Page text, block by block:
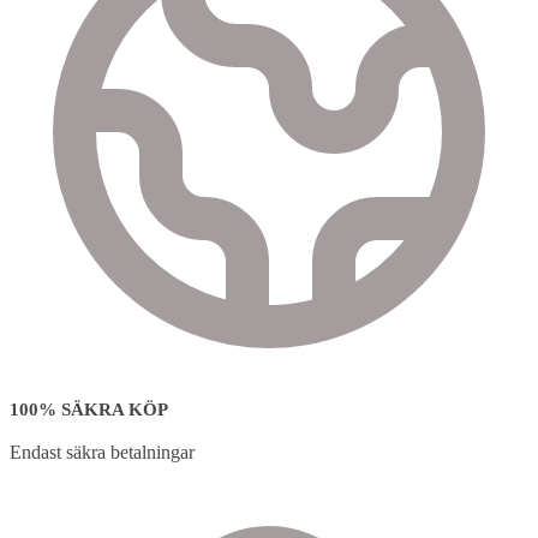
100% SÄKRA KÖP
Endast säkra betalningar